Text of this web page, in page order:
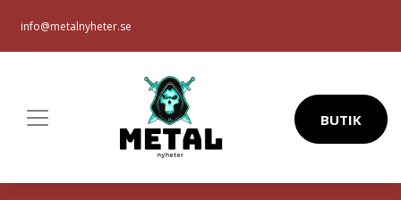
info@metalnyheter.se
BUTIK